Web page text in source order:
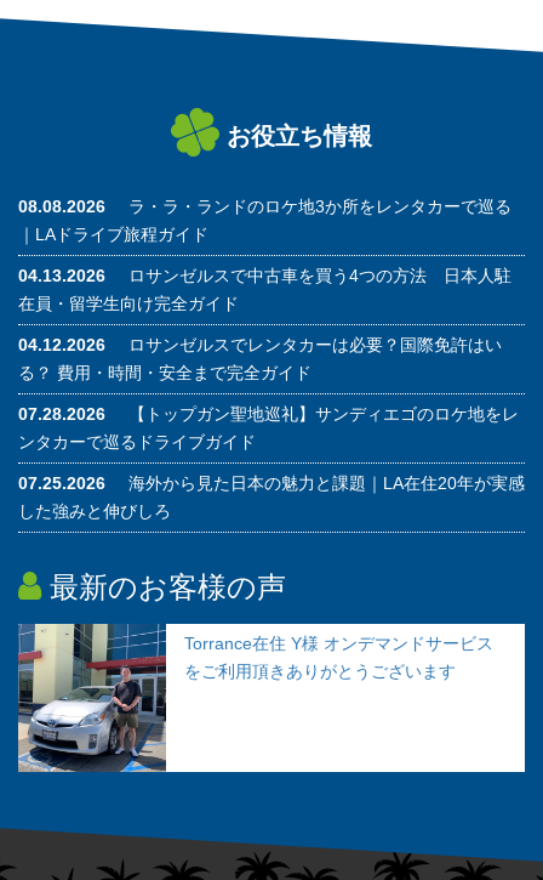
お役立ち情報
08.08.2026
ラ・ラ・ランドのロケ地3か所をレンタカーで巡る
｜LAドライブ旅程ガイド
04.13.2026
ロサンゼルスで中古車を買う4つの方法 日本人駐
在員・留学生向け完全ガイド
04.12.2026
ロサンゼルスでレンタカーは必要？国際免許はい
る？ 費用・時間・安全まで完全ガイド
07.28.2026
【トップガン聖地巡礼】サンディエゴのロケ地をレ
ンタカーで巡るドライブガイド
07.25.2026
海外から見た日本の魅力と課題｜LA在住20年が実感
した強みと伸びしろ
最新のお客様の声
Torrance在住 Y様 オンデマンドサービス
をご利用頂きありがとうございます